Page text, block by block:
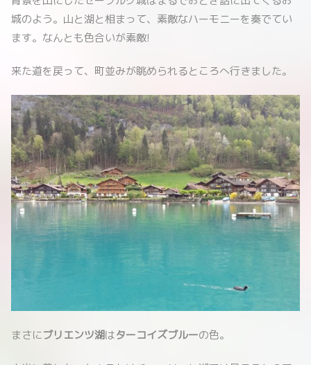
城のよう。山と湖と相まって、素敵なハーモニーを奏でてい
ます。なんとも色合いが素敵!
来た道を戻って、町並みが眺められるところへ行きました。
まさにブリエンツ湖はターコイズブルーの色。